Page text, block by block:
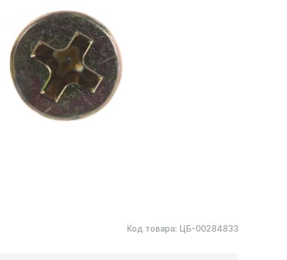
Код товара: ЦБ-00284833